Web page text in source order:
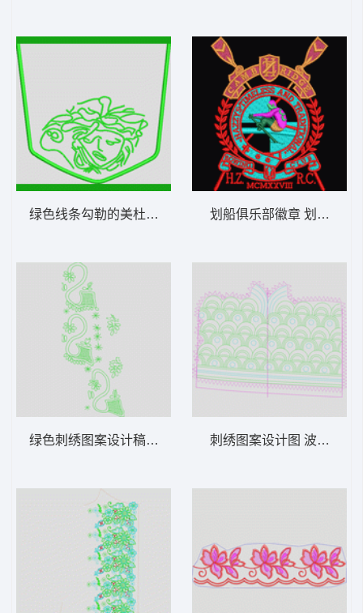
绿色线条勾勒的美杜莎头像 真维斯
绿色刺绣图案设计稿 网格单针鹅状
划船俱乐部徽章 划船章仔
刺绣图案设计图 波浪单针